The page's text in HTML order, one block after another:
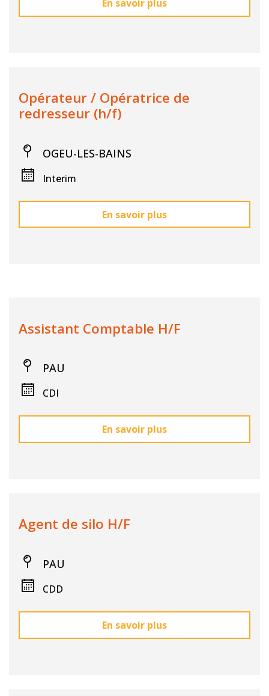
En savoir plus
Opérateur / Opératrice de
redresseur (h/f)
OGEU-LES-BAINS
Interim
En savoir plus
Assistant Comptable H/F
PAU
CDI
En savoir plus
Agent de silo H/F
PAU
CDD
En savoir plus